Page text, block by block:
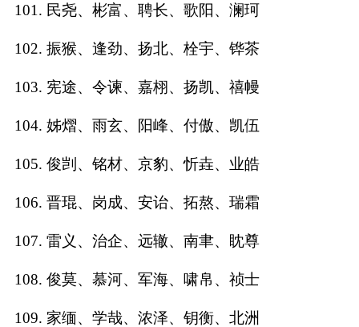
101. 民尧、彬富、聘长、歌阳、澜珂
102. 振猴、逢劲、扬北、栓宇、铧茶
103. 宪途、令谏、嘉栩、扬凯、禧幔
104. 姊熠、雨玄、阳峰、付傲、凯伍
105. 俊剀、铭材、京豹、忻垚、业皓
106. 晋琨、岗成、安诒、拓熬、瑞霜
107. 雷义、治企、远辙、南聿、眈尊
108. 俊莫、慕河、军海、啸帛、祯士
109. 家缅、学哉、浓泽、钥衡、北洲